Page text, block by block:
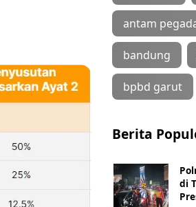
antam
bandung
bpbd garut
Berita
di